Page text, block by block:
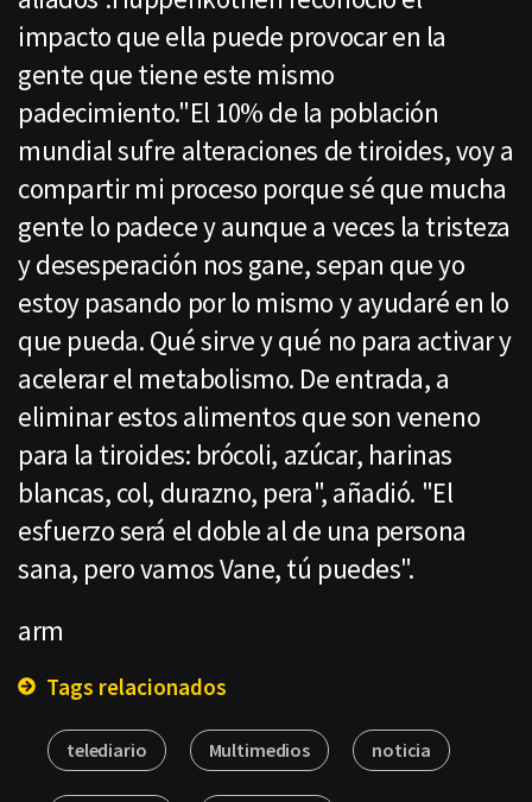
impacto que ella puede provocar en la
gente que tiene este mismo
padecimiento."El 10% de la población
mundial sufre alteraciones de tiroides, voy a
compartir mi proceso porque sé que mucha
gente lo padece y aunque a veces la tristeza
y desesperación nos gane, sepan que yo
estoy pasando por lo mismo y ayudaré en lo
que pueda. Qué sirve y qué no para activar y
acelerar el metabolismo. De entrada, a
eliminar estos alimentos que son veneno
para la tiroides: brócoli, azúcar, harinas
blancas, col, durazno, pera", añadió. "El
esfuerzo será el doble al de una persona
sana, pero vamos Vane, tú puedes".
arm
Tags relacionados
telediario Multimedios noticia